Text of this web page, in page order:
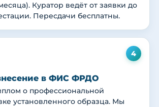
Куратор ведёт от заявки до
Пересдачи бесплатны.
4
в ФИС ФРДО
о профессиональной
установленного образца. Мы